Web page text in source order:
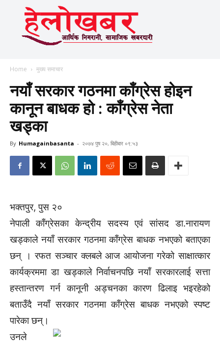
Home मुख्य समाचार
नयाँ सरकार गठनमा काँग्रेस होइन
कानून बाधक हो : काँग्रेस नेता
खड्का
By Humagainbasanta - २०७४ पुष २०, बिहीबार ०९:५३
भक्तपुर, पुस २०
नेपाली काँग्रेसका केन्द्रीय सदस्य एवं सांसद डा.नारायण
खड्काले नयाँ सरकार गठनमा काँग्रेस बाधक नभएको बताएका
छन् । रफत सञ्चार क्लबले आज आयोजना गरेको साक्षात्कार
कार्यक्रममा डा खड्काले निर्वाचनपछि नयाँ सरकारलाई सत्ता
हस्तान्तरण गर्न कानूनी अड्चनका कारण ढिलाइ भइरहेको
बताउँदै नयाँ सरकार गठनमा काँग्रेस बाधक नभएको स्पष्ट
पारेका छन्।
उनले